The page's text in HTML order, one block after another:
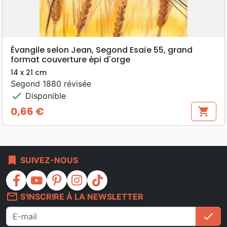
Évangile selon Jean, Segond Esaïe 55, grand
format couverture épi d'orge
14 x 21 cm
Segond 1880 révisée
check Disponible
Prix
0,66 € shopping_cart
bookmark SUIVEZ-NOUS
facebook youtube pinterest instagram
tiktok
mail_outline S'INSCRIRE À LA NEWSLETTER
check